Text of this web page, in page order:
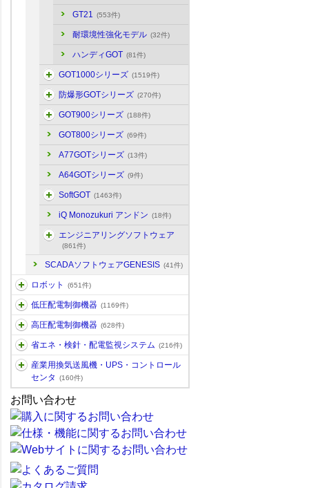
GT21 (553件)
耐環境性強化モデル (32件)
ハンディGOT (81件)
GOT1000シリーズ (1519件)
防爆形GOTシリーズ (270件)
GOT900シリーズ (188件)
GOT800シリーズ (69件)
A77GOTシリーズ (13件)
A64GOTシリーズ (9件)
SoftGOT (1463件)
iQ Monozukuri アンドン (18件)
エンジニアリングソフトウェア
(861件)
SCADAソフトウェアGENESIS (41件)
ロボット (651件)
低圧配電制御機器 (1169件)
高圧配電制御機器 (628件)
省エネ・検針・配電監視システム (216件)
産業用換気送風機・UPS・コントロール
センタ
(160件)
お問い合わせ